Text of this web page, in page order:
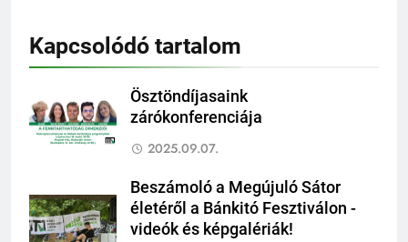
Kapcsolódó tartalom
Ösztöndíjasaink
zárókonferenciája
2025.09.07.
Beszámoló a Megújuló Sátor
életéről a Bánkitó Fesztiválon -
videók és képgalériák!